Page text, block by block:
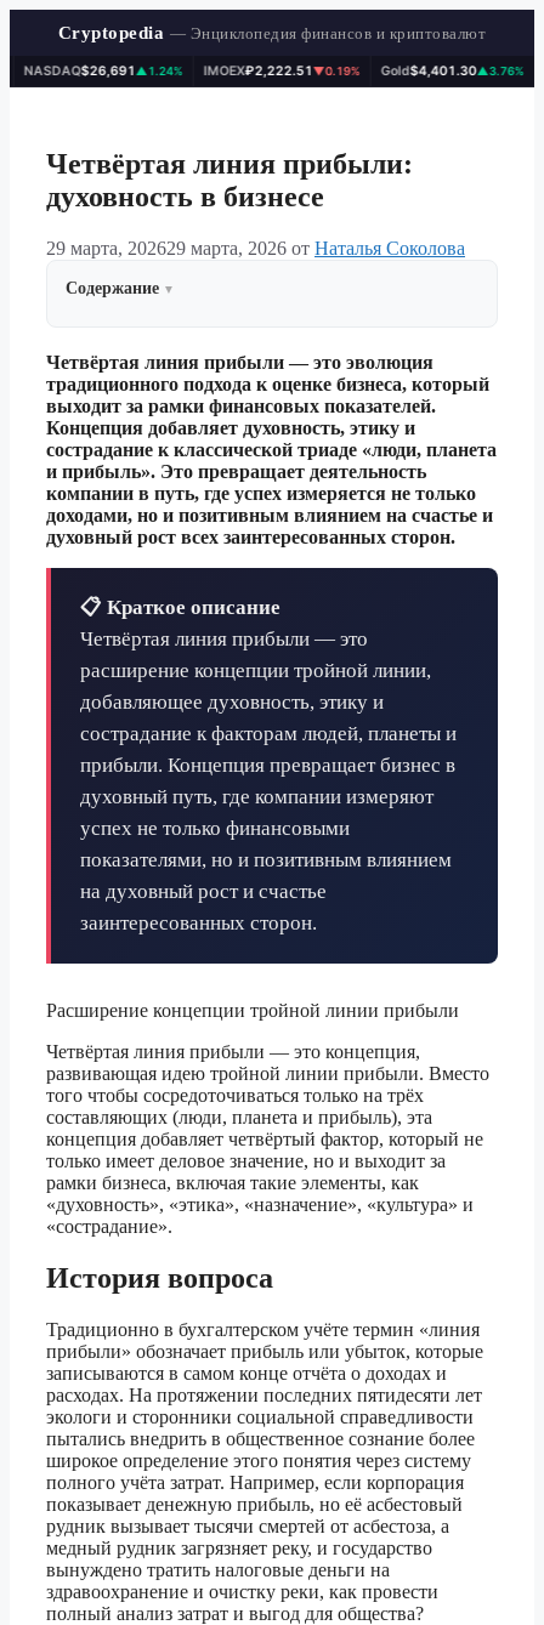
Cryptopedia — Энциклопедия финансов и криптовалют
$26,691▲1.24% IMOEX₽2,222.51▼0.19% Gold$4,401.30▲3.76% WTI
Четвёртая линия прибыли:
духовность в бизнесе
29 марта, 202629 марта, 2026 от Наталья Соколова
Содержание
Четвёртая линия прибыли — это эволюция
традиционного подхода к оценке бизнеса, который
выходит за рамки финансовых показателей.
Концепция добавляет духовность, этику и
сострадание к классической триаде «люди, планета
и прибыль». Это превращает деятельность
компании в путь, где успех измеряется не только
доходами, но и позитивным влиянием на счастье и
духовный рост всех заинтересованных сторон.
📋 Краткое описание
Четвёртая линия прибыли — это
расширение концепции тройной линии,
добавляющее духовность, этику и
сострадание к факторам людей, планеты и
прибыли. Концепция превращает бизнес в
духовный путь, где компании измеряют
успех не только финансовыми
показателями, но и позитивным влиянием
на духовный рост и счастье
заинтересованных сторон.
Расширение концепции тройной линии прибыли
Четвёртая линия прибыли — это концепция,
развивающая идею тройной линии прибыли. Вместо
того чтобы сосредоточиваться только на трёх
составляющих (люди, планета и прибыль), эта
концепция добавляет четвёртый фактор, который не
только имеет деловое значение, но и выходит за
рамки бизнеса, включая такие элементы, как
«духовность», «этика», «назначение», «культура» и
«сострадание».
История вопроса
Традиционно в бухгалтерском учёте термин «линия
прибыли» обозначает прибыль или убыток, которые
записываются в самом конце отчёта о доходах и
расходах. На протяжении последних пятидесяти лет
экологи и сторонники социальной справедливости
пытались внедрить в общественное сознание более
широкое определение этого понятия через систему
полного учёта затрат. Например, если корпорация
показывает денежную прибыль, но её асбестовый
рудник вызывает тысячи смертей от асбестоза, а
медный рудник загрязняет реку, и государство
вынуждено тратить налоговые деньги на
здравоохранение и очистку реки, как провести
полный анализ затрат и выгод для общества?